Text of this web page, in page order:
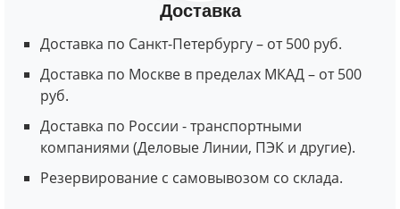
Доставка
Доставка по Санкт-Петербургу – от 500 руб.
Доставка по Москве в пределах МКАД – от 500
руб.
Доставка по России - транспортными
компаниями (Деловые Линии, ПЭК и другие).
Резервирование с самовывозом со склада.